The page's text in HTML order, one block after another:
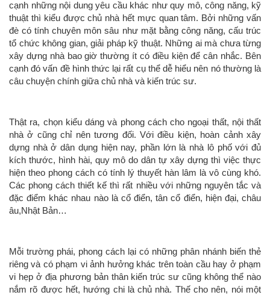
cạnh những nội dung yêu cầu khác như quy mô, công năng, kỹ
thuật thì kiểu được chủ nhà hết mực quan tâm. Bởi những vấn
đè có tính chuyên môn sâu như mặt bằng công năng, cấu trúc
tổ chức không gian, giải pháp kỹ thuật. Những ai mà chưa từng
xây dựng nhà bao giờ thường ít có điều kiện để cân nhắc. Bên
cạnh đó vấn đề hình thức lại rất cụ thể dễ hiểu nên nó thường là
câu chuyện chính giữa chủ nhà và kiến trúc sư.
Thật ra, chọn kiểu dáng và phong cách cho ngoại thất, nội thất
nhà ở cũng chỉ nên tương đối. Với điều kiện, hoàn cảnh xây
dựng nhà ở dân dụng hiện nay, phần lớn là nhà lô phố với đủ
kích thước, hình hài, quy mô do dân tự xây dựng thì việc thực
hiện theo phong cách có tính lý thuyết hàn lâm là vô cùng khó.
Các phong cách thiết kế thì rất nhiều với những nguyên tắc và
đặc điểm khác nhau nào là cổ điển, tân cổ điển, hiện đại, châu
âu,Nhật Bản…
Mỗi trường phái, phong cách lại có những phân nhánh biến thẻ
riêng và có phạm vi ảnh hưởng khác trên toàn cầu hay ở phạm
vi hẹp ở địa phương bản thân kiến trúc sư cũng không thể nào
nắm rõ được hết, hướng chi là chủ nhà. Thế cho nên, nói một